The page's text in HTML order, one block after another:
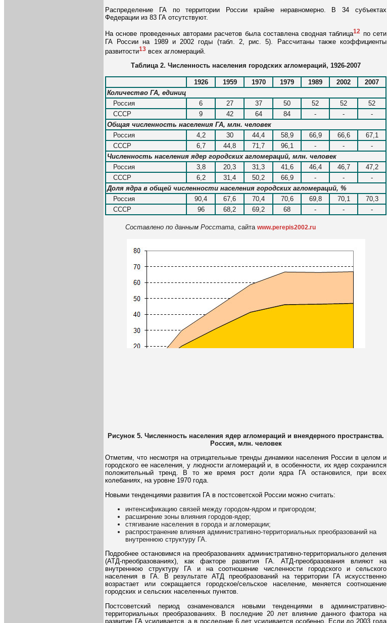
Распределение ГА по территории России крайне неравномерно. В 34 субъектах
Федерации из 83 ГА отсутствуют.
На основе проведенных авторами расчетов была составлена сводная таблица12 по сети
ГА России на 1989 и 2002 годы (табл. 2, рис. 5). Рассчитаны также коэффициенты
развитости13 всех агломераций.
Таблица 2. Численность населения городских агломераций, 1926-2007
1926 1959 1970 1979 1989 2002
2007
Количество ГА, единиц
Россия
6 27 37 50 52 52
52
СССР
9 42 64 84 - -
-
Общая численность населения ГА, млн. человек
Россия
4,2 30 44,4 58,9 66,9 66,6
67,1
СССР
6,7 44,8 71,7 96,1 - -
-
Численность населения ядер городских агломераций, млн. человек
Россия
3,8 20,3 31,3 41,6 46,4 46,7
47,2
СССР
6,2 31,4 50,2 66,9 - -
-
Доля ядра в общей численности населения городских агломераций, %
Россия
90,4 67,6 70,4 70,6 69,8 70,1
70,3
СССР
96 68,2 69,2 68 - - -
Составлено по данным Росстата , сайта www.perepis2002.ru
Рисунок 5. Численность населения ядер агломераций и внеядерного пространства.
Россия, млн. человек
Отметим, что несмотря на отрицательные тренды динамики населения России в целом и
городского ее населения, у людности агломераций и, в особенности, их ядер сохранился
положительный тренд. В то же время рост доли ядра ГА остановился, при всех
колебаниях, на уровне 1970 года.
Новыми тенденциями развития ГА в постсоветской России можно считать:
интенсификацию связей между городом-ядром и пригородом;
расширение зоны влияния городов-ядер;
стягивание населения в города и агломерации;
распространение влияния административно-территориальных преобразований на
внутреннюю структуру ГА.
Подробнее остановимся на преобразованиях административно-территориального деления
(АТД-преобразованиях), как факторе развития ГА. АТД-преобразования влияют на
внутреннюю структуру ГА и на соотношение численности городского и сельского
населения в ГА. В результате АТД преобразований на территории ГА искусственно
возрастает или сокращается городское/сельское население, меняется соотношение
городских и сельских населенных пунктов.
Постсоветский период ознаменовался новыми тенденциями в административно-
территориальных преобразованиях. В последние 20 лет влияние данного фактора на
развитие ГА усиливается, а в последние 6 лет усиливается особенно. Если до 2003 года